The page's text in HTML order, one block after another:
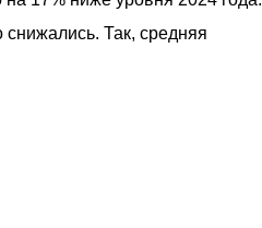
Так, средняя